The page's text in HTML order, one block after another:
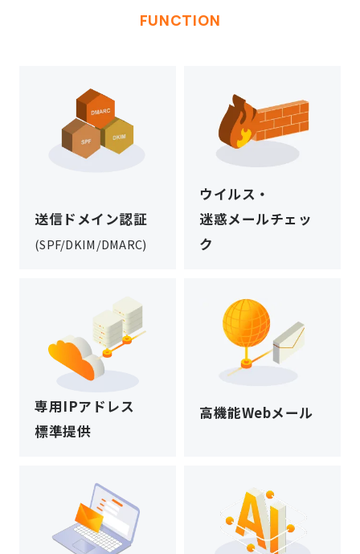
FUNCTION
送信ドメイン認証
(SPF/DKIM/DMARC)
ウイルス・
迷惑メールチェッ
ク
専用IPアドレス
標準提供
高機能Webメール